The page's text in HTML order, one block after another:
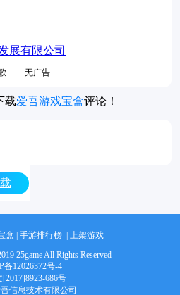
展有限公司
无广告
载爱吾游戏宝盒评论！
盒 手游排行榜| 上架游戏
25game All Rights Reserved
备12026372号-4
686号
信息技术有限公司